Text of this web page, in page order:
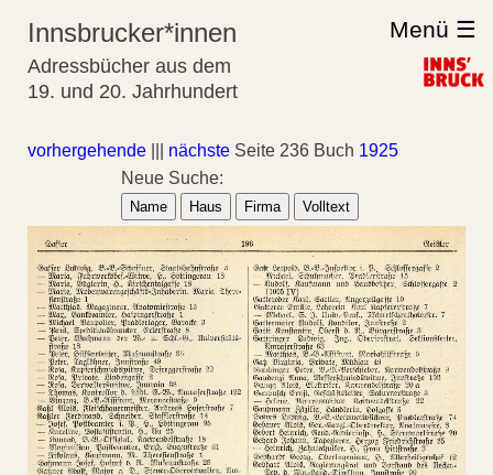
Innsbrucker*innen
Adressbücher aus dem
19. und 20. Jahrhundert
Menü ☰
vorhergehende nächste Seite 236 Buch 1925
Neue Suche:
Name Haus Firma Volltext